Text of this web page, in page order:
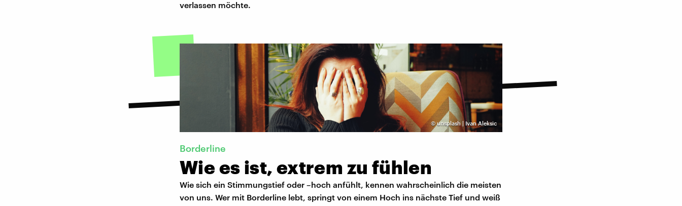
verlassen möchte.
©unsplash | Ivan Aleksic
Borderline
Wie es ist, extrem zu fühlen
Wie sich ein Stimmungstief oder –hoch anfühlt, kennen wahrscheinlich die meisten
von uns. Wer mit Borderline lebt, springt von einem Hoch ins nächste Tief und weiß